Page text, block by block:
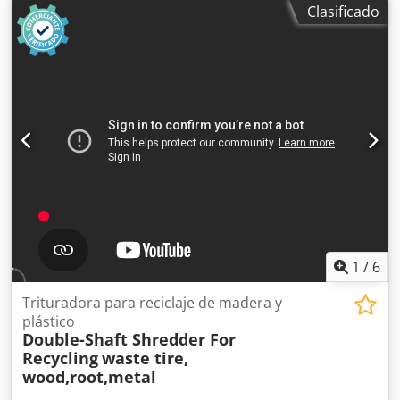
316200002G
, Voran Muser versión acero Dedotr Dx Sjpfx
Akheck Máquina nueva - Ligeros daños en la pintura
¡Sujeto a venta previa!
Clasificado
1 / 6
Trituradora para reciclaje de madera y
plástico
Double-Shaft Shredder For
Recyclingwaste tire,
wood,root,metal